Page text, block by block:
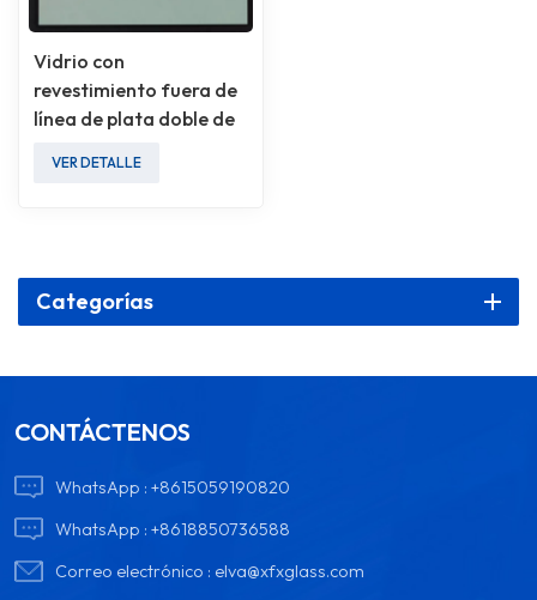
Vidrio con
revestimiento fuera de
línea de plata doble de
VER DETALLE
Categorías
CONTÁCTENOS
WhatsApp :+8615059190820
WhatsApp :+8618850736588
Correo electrónico : elva@xfxglass.com